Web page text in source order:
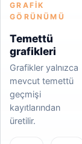
GRAFIK
GÖRÜNÜMÜ
Temettü
grafikleri
Grafikler yalnızca
mevcut temettü
geçmişi
kayıtlarından
üretilir.